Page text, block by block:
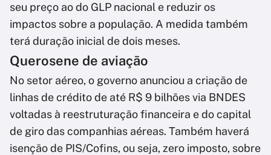
seu preço ao do GLP nacional e reduzir os
impactos sobre a população. A medida também
terá duração inicial de dois meses.
Querosene de aviação
No setor aéreo, o governo anunciou a criação de
linhas de crédito de até R$ 9 bilhões via BNDES
voltadas à reestruturação financeira e do capital
de giro das companhias aéreas. Também haverá
isenção de PIS/Cofins, ou seja, zero imposto, sobre